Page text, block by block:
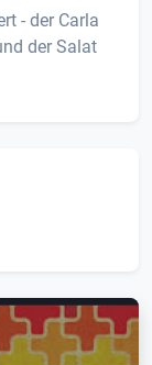
- der Carla
der Salat